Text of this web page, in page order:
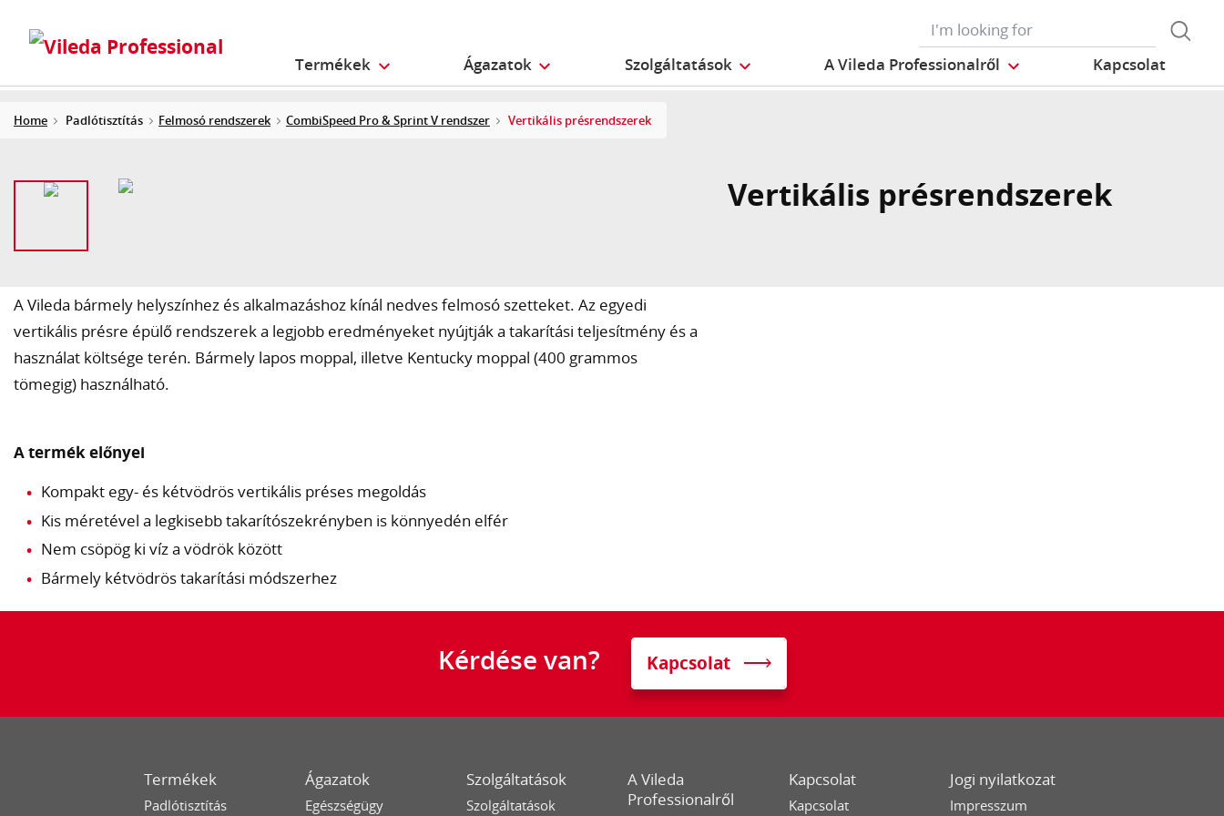
Termékek Ágazatok Szolgáltatások A Vileda Professionalről Kapcsolat
Home Padlótisztítás Felmosó rendszerek CombiSpeed Pro & Sprint V rendszer Vertikális présrendszerek
Vertikális présrendszerek
A Vileda bármely helyszínhez és alkalmazáshoz kínál nedves felmosó szetteket. Az egyedi
vertikális présre épülő rendszerek a legjobb eredményeket nyújtják a takarítási teljesítmény és a
használat költsége terén. Bármely lapos moppal, illetve Kentucky moppal (400 grammos
tömegig) használható.
A termék előnyei
Kompakt egy- és kétvödrös vertikális préses megoldás
Kis méretével a legkisebb takarítószekrényben is könnyedén elfér
Nem csöpög ki víz a vödrök között
Bármely kétvödrös takarítási módszerhez
Kérdése van? Kapcsolat
Termékek
Padlótisztítás
Ágazatok
Egészségügy
Szolgáltatások
Szolgáltatások
A Vileda
Professionalről
Kapcsolat
Kapcsolat
Jogi nyilatkozat
Impresszum